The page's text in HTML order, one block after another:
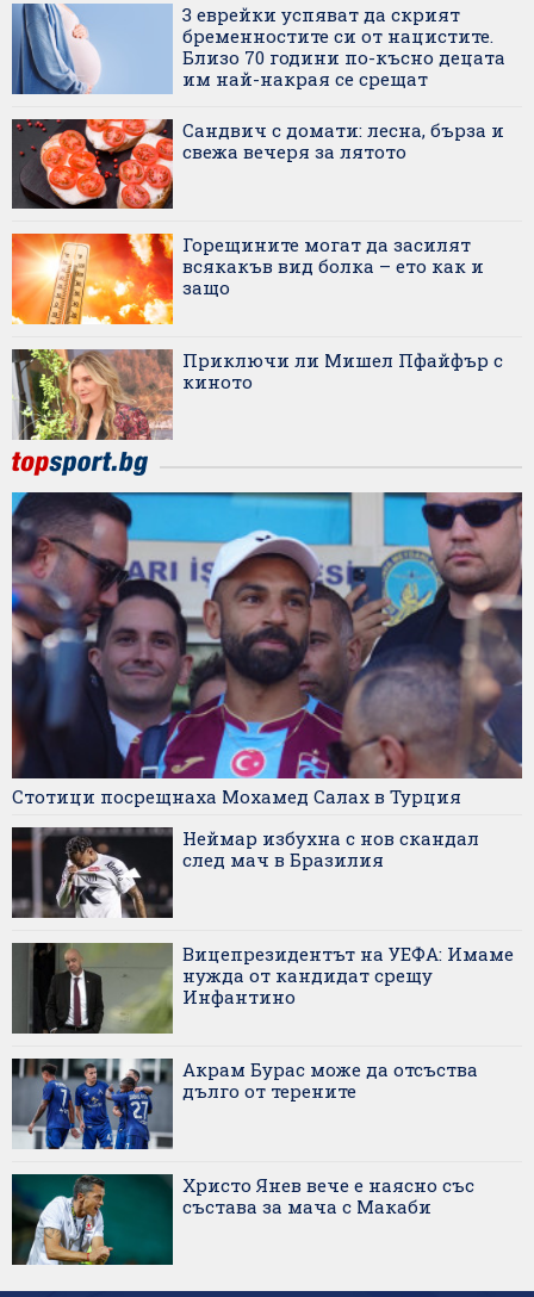
3 еврейки успяват да скрият
бременностите си от нацистите.
Близо 70 години по-късно децата
им най-накрая се срещат
Сандвич с домати: лесна, бърза и
свежа вечеря за лятото
Горещините могат да засилят
всякакъв вид болка – ето как и
защо
Приключи ли Мишел Пфайфър с
киното
Стотици посрещнаха Мохамед Салах в Турция
Неймар избухна с нов скандал
след мач в Бразилия
Вицепрезидентът на УЕФА: Имаме
нужда от кандидат срещу
Инфантино
Акрам Бурас може да отсъства
дълго от терените
Христо Янев вече е наясно със
състава за мача с Макаби